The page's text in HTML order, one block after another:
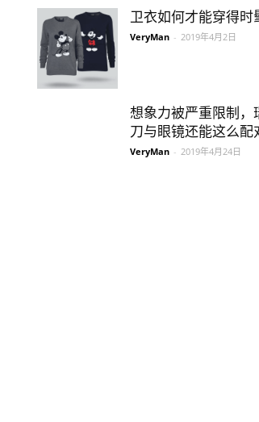
卫衣如何才能穿得时
VeryMan - 2019年4月2日
想象力被严重限制，
刀与眼镜还能这么配
VeryMan - 2019年4月24日